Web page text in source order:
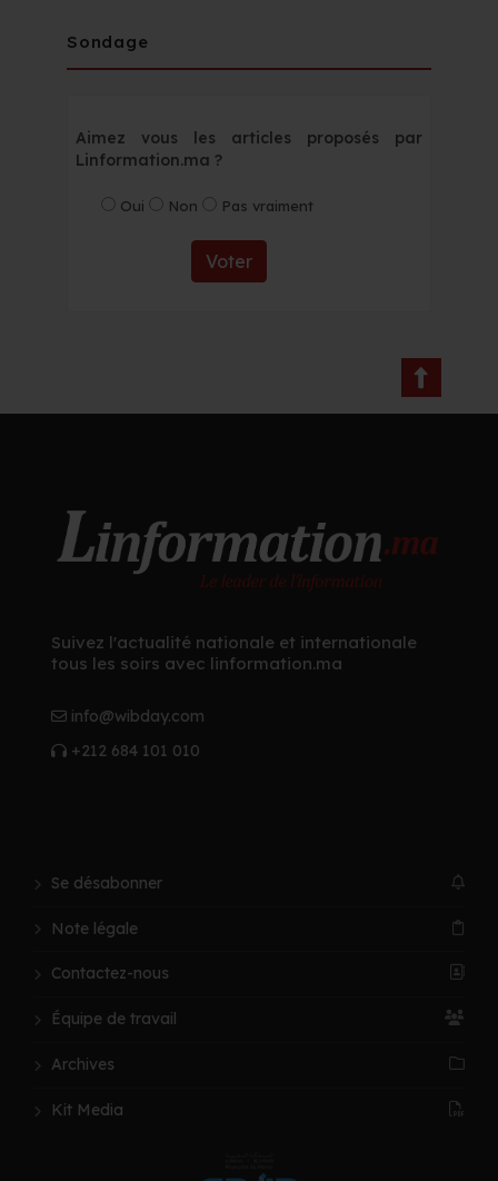
Sondage
Aimez vous les articles proposés par
Linformation.ma ?
Oui Non Pas vraiment
Voter
Suivez l'actualité nationale et internationale
tous les soirs avec linformation.ma
info@wibday.com
+212 684 101 010
Se désabonner
Note légale
Contactez-nous
Équipe de travail
Archives
Kit Media